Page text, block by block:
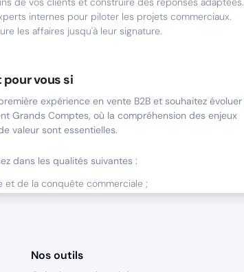
internes pour piloter les projets commerciaux.
les affaires jusqu'à leur signature.
vous si
expérience en vente B2B et souhaitez évoluer
Grands Comptes, où la compréhension des enjeux
valeur sont essentielles.
dans les qualités suivantes :
et de la conquête commerciale ;
durablement dans un groupe offrant de réelles
Nos outils